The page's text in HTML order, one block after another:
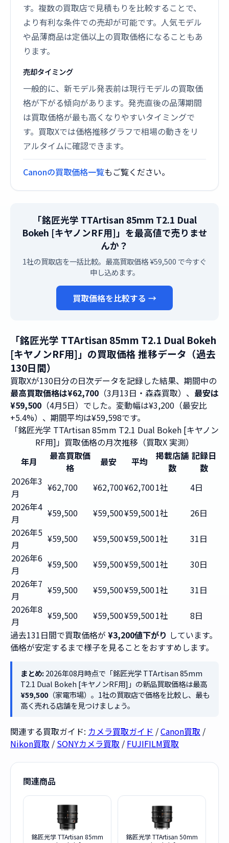
す。複数の買取店で見積もりを比較することで、
より有利な条件での売却が可能です。人気モデル
や品薄商品は定価以上の買取価格になることもあ
ります。
売却タイミング
一般的に、新モデル発表前は現行モデルの買取価
格が下がる傾向があります。発売直後の品薄期間
は買取価格が最も高くなりやすいタイミングで
す。買取Xでは価格推移グラフで相場の動きをリ
アルタイムに確認できます。
Canonの買取価格一覧もご覧ください。
「銘匠光学 TTArtisan 85mm T2.1 Dual
Bokeh [キヤノンRF用]」を最高値で売りませ
んか？
1社の買取店を一括比較。最高買取価格 ¥59,500 で今すぐ
申し込めます。
買取価格を比較する →
「銘匠光学 TTArtisan 85mm T2.1 Dual Bokeh
[キヤノンRF用]」の買取価格 推移データ（過去
130日間）
買取Xが130日分の日次データを記録した結果、期間中の
最高買取価格は¥62,700 （3月13日・森森買取）、 最安は
¥59,500 （4月5日）でした。変動幅は¥3,200（最安比
+5.4%）、期間平均は¥59,598です。
「銘匠光学 TTArtisan 85mm T2.1 Dual Bokeh [キヤノン
RF用]」買取価格の月次推移（買取X 実測）
年月
最高買取価
格
最安 平均
掲載店舗
数
記録日
数
2026年3
月
¥62,700 ¥62,700¥62,7001社
4日
2026年4
月
¥59,500 ¥59,500¥59,5001社
26日
2026年5
月
¥59,500 ¥59,500¥59,5001社
31日
2026年6
月
¥59,500 ¥59,500¥59,5001社
30日
2026年7
月
¥59,500 ¥59,500¥59,5001社
31日
2026年8
月
¥59,500 ¥59,500¥59,5001社
8日
過去131日間で買取価格が ¥3,200値下がり しています。
価格が安定するまで様子を見ることをおすすめします。
まとめ:2026年08月時点で「銘匠光学 TTArtisan 85mm
T2.1 Dual Bokeh [キヤノンRF用]」の新品買取価格は最高
¥59,500（家電市場）。1社の買取店で価格を比較し、最も
高く売れる店舗を見つけましょう。
関連する買取ガイド: カメラ買取ガイド /Canon買取 /
Nikon買取 / SONYカメラ買取 / FUJIFILM買取
関連商品
銘匠光学 TTArtisan 85mm
銘匠光学 TTArtisan 50mm